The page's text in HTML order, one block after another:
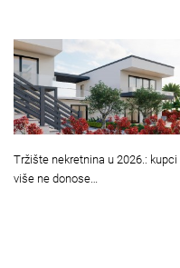
Tržište nekretnina u 2026.: kupci
više ne donose…